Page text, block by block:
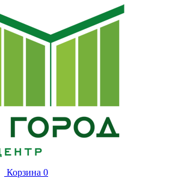
Корзина 0